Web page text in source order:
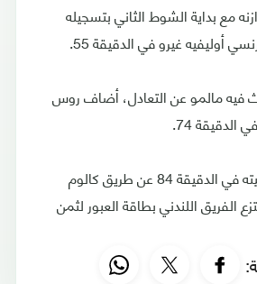
مع بداية الشوط الثاني بتسجيله
أوليفيه غيرو في الدقيقة 55.
فيه مالمو عن التعادل، أضاف روس
74.
واختتم تشيلسي ثلاثيته في الدقيقة 84 عن طريق كالوم
الفريق اللندني بطاقة العبور لثمن